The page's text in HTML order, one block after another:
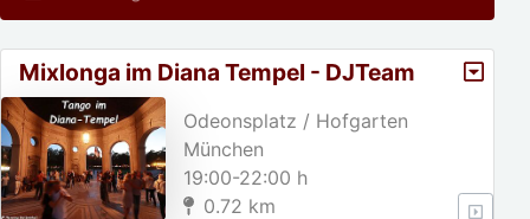
Mixlonga im Diana Tempel - DJTeam
Hofgarten
Odeonsplatz / Hofgarten
München
19:00-22:00 h
0.72 km